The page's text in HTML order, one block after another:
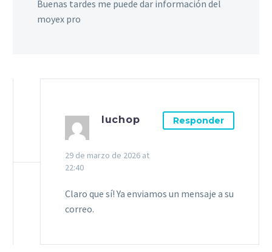
Buenas tardes me puede dar información del
moyex pro
luchop
29 de marzo de 2026 at
22:40
Responder
Claro que sí! Ya enviamos un mensaje a su
correo.